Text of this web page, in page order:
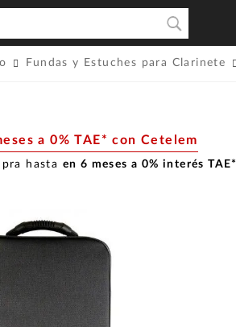
Fundas y Estuches para Clarinete
a 0% TAE* con Cetelem
hasta en 6 meses a 0% interés TAE*